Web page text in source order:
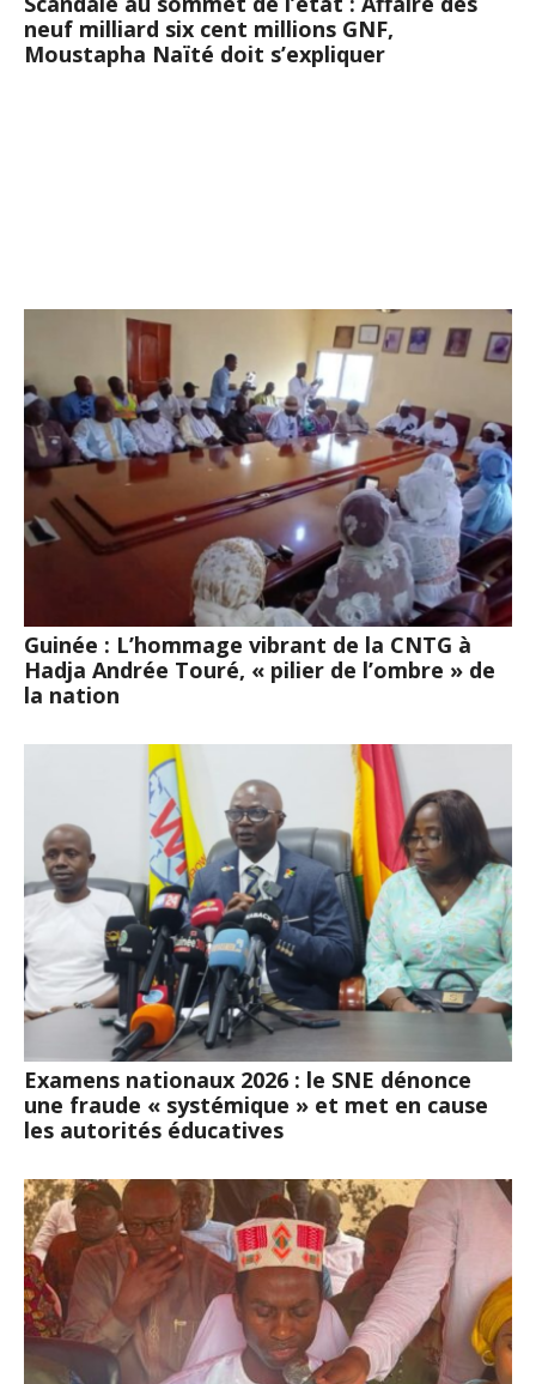
neuf milliard six cent millions GNF,
Moustapha Naïté doit s’expliquer
Guinée : L’hommage vibrant de la CNTG à
Hadja Andrée Touré, « pilier de l’ombre » de
la nation
Examens nationaux 2026 : le SNE dénonce
une fraude « systémique » et met en cause
les autorités éducatives